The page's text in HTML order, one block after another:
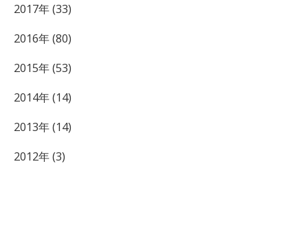
2017年 (33)
2016年 (80)
2015年 (53)
2014年 (14)
2013年 (14)
2012年 (3)